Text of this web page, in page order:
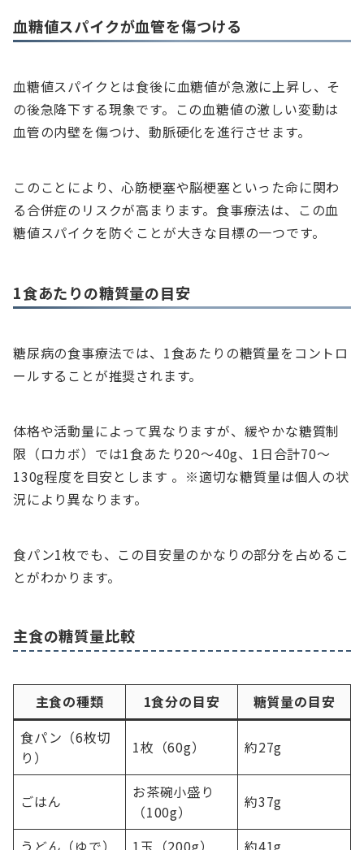
血糖値スパイクが血管を傷つける
血糖値スパイクとは食後に血糖値が急激に上昇し、そ
の後急降下する現象です。この血糖値の激しい変動は
血管の内壁を傷つけ、動脈硬化を進行させます。
このことにより、心筋梗塞や脳梗塞といった命に関わ
る合併症のリスクが高まります。食事療法は、この血
糖値スパイクを防ぐことが大きな目標の一つです。
1食あたりの糖質量の目安
糖尿病の食事療法では、1食あたりの糖質量をコントロ
ールすることが推奨されます。
体格や活動量によって異なりますが、緩やかな糖質制
限（ロカボ）では1食あたり20～40g、1日合計70～
130g程度を目安とします 。※適切な糖質量は個人の状
況により異なります。
食パン1枚でも、この目安量のかなりの部分を占めるこ
とがわかります。
主食の糖質量比較
主食の種類 1食分の目安
糖質量の目安
食パン（6枚切
り）
1枚（60g） 約27g
ごはん
お茶碗小盛り
（100g）
約37g
うどん（ゆで） 1玉（200g） 約41g